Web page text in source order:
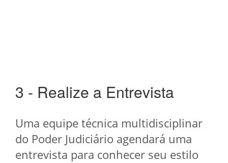
3 - Realize a Entrevista
Uma equipe técnica multidisciplinar
do Poder Judiciário agendará uma
entrevista para conhecer seu estilo